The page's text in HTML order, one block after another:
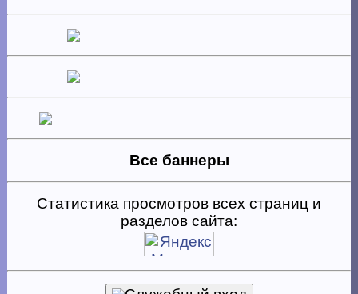
Все баннеры
Статистика просмотров всех страниц и
разделов сайта: